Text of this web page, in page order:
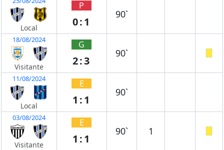
Local
P
0:1
90`
18/08/2024
Visitante
G
2:3
90`
11/08/2024
Local
E
1:1
90`
03/08/2024
Visitante
E
1:1
90` 1